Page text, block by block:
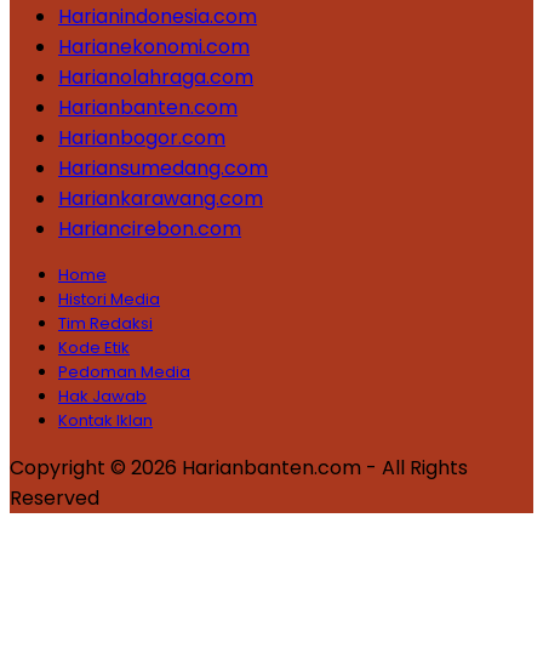
Harianindonesia.com
Harianekonomi.com
Harianolahraga.com
Harianbanten.com
Harianbogor.com
Hariansumedang.com
Hariankarawang.com
Hariancirebon.com
Home
Histori Media
Tim Redaksi
Kode Etik
Pedoman Media
Hak Jawab
Kontak Iklan
Copyright © 2026 Harianbanten.com - All Rights
Reserved